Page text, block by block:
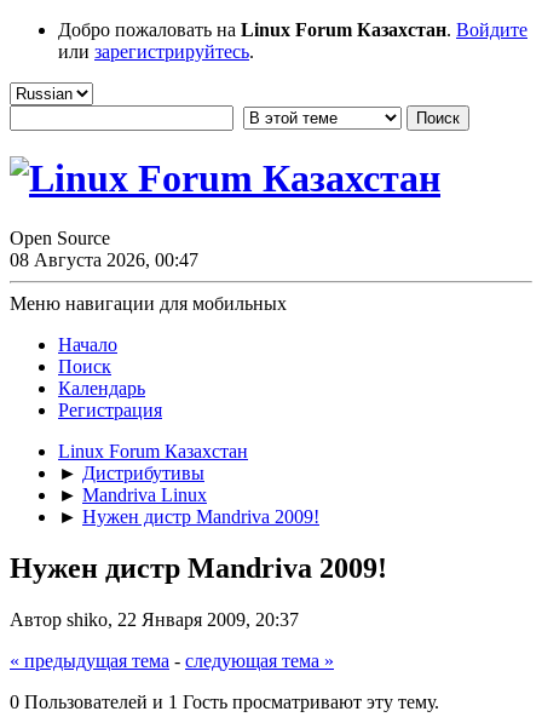
Добро пожаловать на Linux Forum Казахстан. Войдите
или зарегистрируйтесь.
Open Source
08 Августа 2026, 00:47
Меню навигации для мобильных
Начало
Поиск
Календарь
Регистрация
Linux Forum Казахстан
► Дистрибутивы
► Mandriva Linux
► Нужен дистр Mandriva 2009!
Нужен дистр Mandriva 2009!
Автор shiko, 22 Января 2009, 20:37
« предыдущая тема - следующая тема »
0 Пользователей и 1 Гость просматривают эту тему.